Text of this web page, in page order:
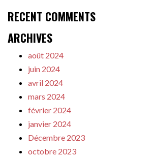
RECENT COMMENTS
ARCHIVES
août 2024
juin 2024
avril 2024
mars 2024
février 2024
janvier 2024
Décembre 2023
octobre 2023